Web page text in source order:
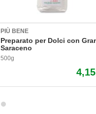
PIÙ BENE
Preparato per Dolci con
Saraceno
500g